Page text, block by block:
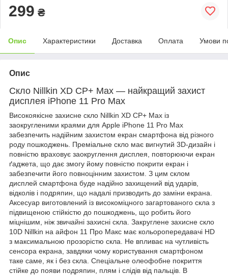
299 ₴
Опис Характеристики Доставка Оплата Умови
Опис
Скло Nillkin XD CP+ Max — найкращий захист
дисплея iPhone 11 Pro Max
Високоякісне захисне скло Nillkin XD CP+ Max із
заокругленими краями для Apple iPhone 11 Pro Max
забезпечить надійним захистом екран смартфона від різного
роду пошкоджень. Преміальне скло має вигнутий 3D-дизайн і
повністю враховує заокруглення дисплея, повторюючи екран
ґаджета, що дає змогу йому повністю покрити екран і
забезпечити його повноцінним захистом. З цим склом
дисплей смартфона буде надійно захищений від ударів,
відколів і подряпин, що надалі призводить до заміни екрана.
Аксесуар виготовлений із високоміцного загартованого скла з
підвищеною стійкістю до пошкоджень, що робить його
міцнішим, ніж звичайні захисні скла. Закруглене захисне скло
10D Nillkin на айфон 11 Про Макс має кольоропередавачі HD
з максимальною прозорістю скла. Не впливає на чутливість
сенсора екрана, завдяки чому користування смартфоном
таке саме, як і без скла. Спеціальне олеофобне покриття
стійке до появи подряпин, плям і слідів від пальців. В